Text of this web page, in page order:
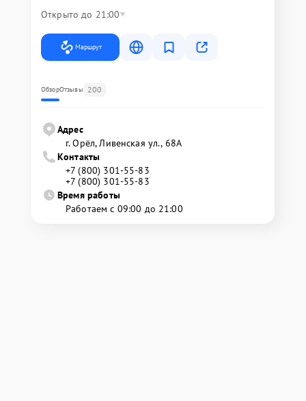
Открыто до 21:00
Маршрут
ОбзорОтзывы 200
Адрес
г. Орёл, Ливенская ул., 68А
Контакты
+7 (800) 301-55-83
+7 (800) 301-55-83
Время работы
Работаем с 09:00 до 21:00